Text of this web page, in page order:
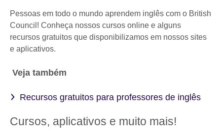
Pessoas em todo o mundo aprendem inglês com o British
Council! Conheça nossos cursos online e alguns
recursos gratuitos que disponibilizamos em nossos sites
e aplicativos.
Veja também
Recursos gratuitos para professores de inglês
Cursos, aplicativos e muito mais!